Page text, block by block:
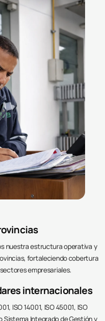
nuestra estructura operativa y
fortaleciendo cobertura
empresariales.
internacionales
ISO 14001, ISO 45001, ISO
Sistema Integrado de Gestión y